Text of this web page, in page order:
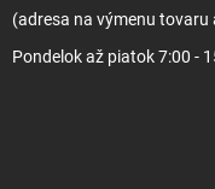
(adresa na výmenu tovaru
Pondelok až piatok 7:00 -